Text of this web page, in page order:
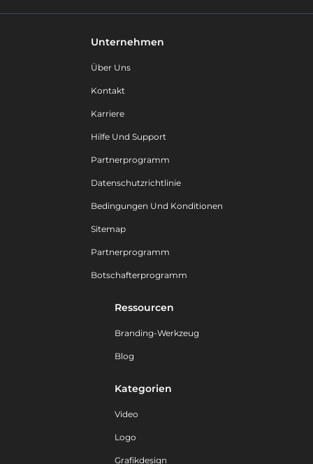
Unternehmen
Über Uns
Kontakt
Karriere
Hilfe Und Support
Partnerprogramm
Datenschutzrichtlinie
Bedingungen Und Konditionen
Sitemap
Partnerprogramm
Botschafterprogramm
Ressourcen
Branding-Werkzeug
Blog
Kategorien
Video
Logo
Grafikdesign